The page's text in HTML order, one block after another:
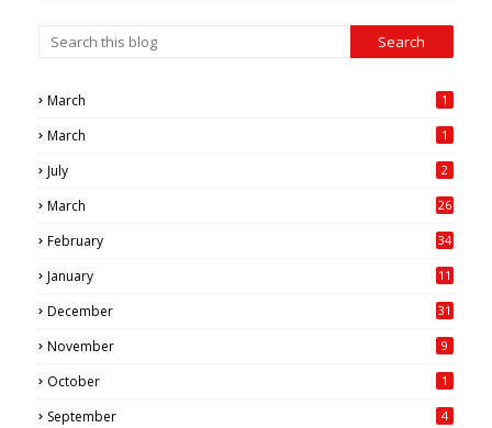
March 1
March 1
July 2
March
26
February
34
January
11
December 31
November 9
October 1
September 4